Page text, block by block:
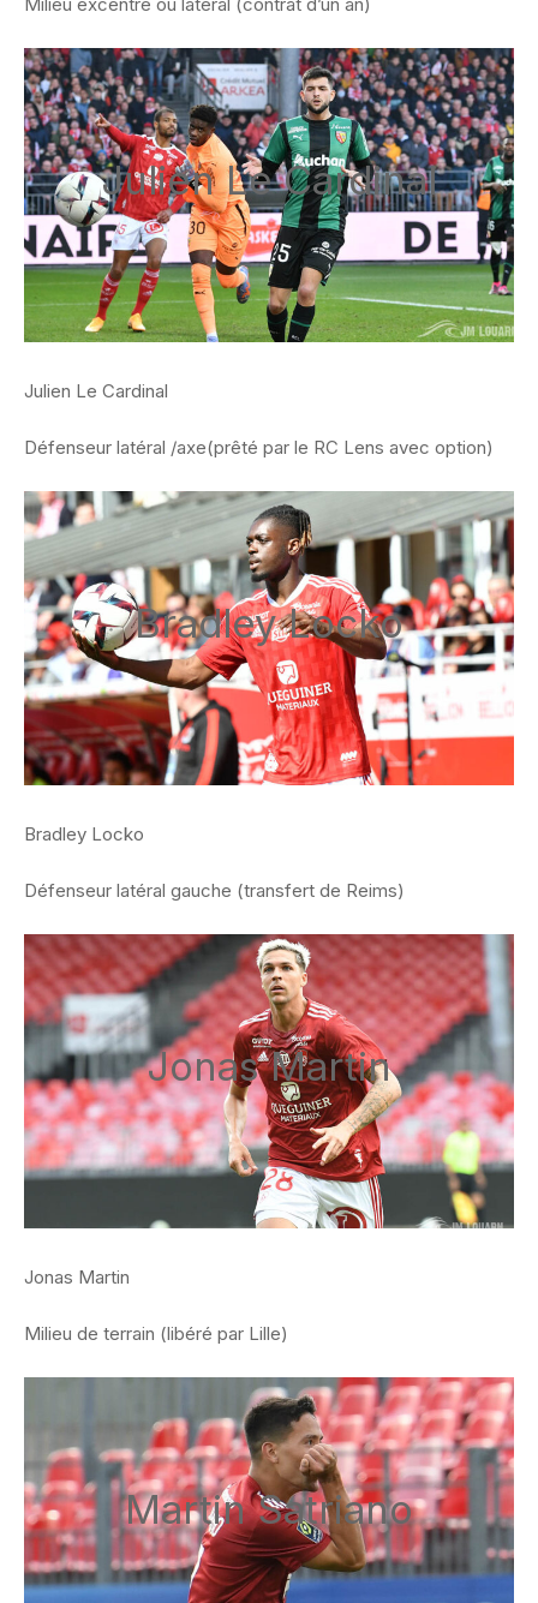
Julien Le Cardinal
Julien Le Cardinal
Défenseur latéral /axe(prêté par le RC Lens avec option)
Bradley Locko
Bradley Locko
Défenseur latéral gauche (transfert de Reims)
Jonas Martin
Jonas Martin
Milieu de terrain (libéré par Lille)
Martin Satriano